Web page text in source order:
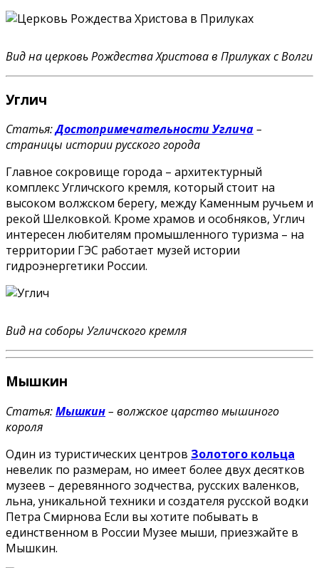
Вид на церковь Рождества Христова в Прилуках с Волги
Углич
Статья:Достопримечательности Углича–
страницы истории русского города
Главное сокровище города – архитектурный
комплекс Угличского кремля, который стоит на
высоком волжском берегу, между Каменным ручьем и
рекой Шелковкой. Кроме храмов и особняков, Углич
интересен любителям промышленного туризма – на
территории ГЭС работает музей истории
гидроэнергетики России.
Вид на соборы Угличского кремля
Мышкин
Статья:Мышкин– волжское царство мышиного
короля
Один из туристических центров Золотого кольца
невелик по размерам, но имеет более двух десятков
музеев – деревянного зодчества, русских валенков,
льна, уникальной техники и создателя русской водки
Петра Смирнова Если вы хотите побывать в
единственном в России Музее мыши, приезжайте в
Мышкин.